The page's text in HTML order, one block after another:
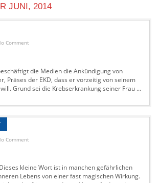
JUNI, 2014
Comment
die Medien die Ankündigung von
Präses der EKD, dass er vorzeitig von seinem
Grund sei die Krebserkrankung seiner Frau ...
Comment
kleine Wort ist in manchen gefährlichen
Lebens von einer fast magischen Wirkung.